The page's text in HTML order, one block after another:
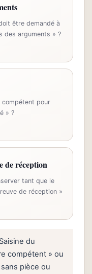
être demandé à
des arguments » ?
compétent pour
» ?
de réception
tant que le
de réception »
du
compétent » ou
pièce ou